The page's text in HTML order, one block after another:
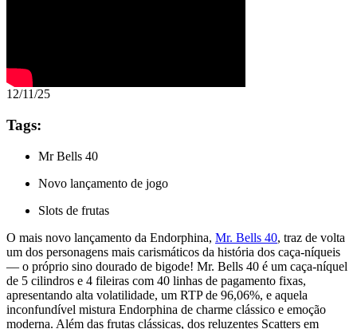
12/11/25
Tags:
Mr Bells 40
Novo lançamento de jogo
Slots de frutas
O mais novo lançamento da Endorphina, Mr. Bells 40, traz de volta
um dos personagens mais carismáticos da história dos caça-níqueis
— o próprio sino dourado de bigode! Mr. Bells 40 é um caça-níquel
de 5 cilindros e 4 fileiras com 40 linhas de pagamento fixas,
apresentando alta volatilidade, um RTP de 96,06%, e aquela
inconfundível mistura Endorphina de charme clássico e emoção
moderna. Além das frutas clássicas, dos reluzentes Scatters em